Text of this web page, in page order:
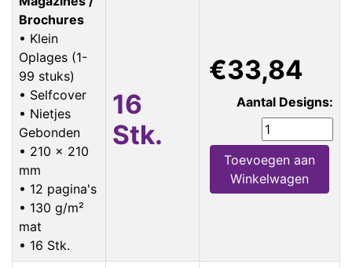
Brochures
• Klein
Oplages (1-
99 stuks)
• Selfcover
• Nietjes
Gebonden
• 210 x 210
mm
• 12 pagina's
• 130 g/m²
mat
• 16 Stk.
16
Stk.
€33,84
Aantal Designs:
Toevoegen aan
Winkelwagen